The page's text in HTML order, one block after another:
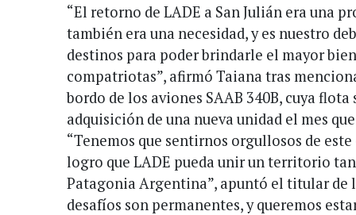
“El retorno de LADE a San Julián era una
también era una necesidad, y es nuestro
destinos para poder brindarle el mayor
compatriotas”, afirmó Taiana tras
bordo de los aviones SAAB 340B, cuya
adquisición de una nueva unidad el mes
“Tenemos que sentirnos orgullosos de
logro que LADE pueda unir un territorio
Patagonia Argentina”, apuntó el titular de
desafíos son permanentes, y queremos